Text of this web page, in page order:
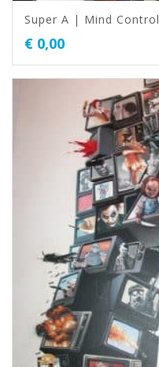
Super A | Mind Control
€ 0,00